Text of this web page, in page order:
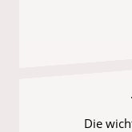
Die